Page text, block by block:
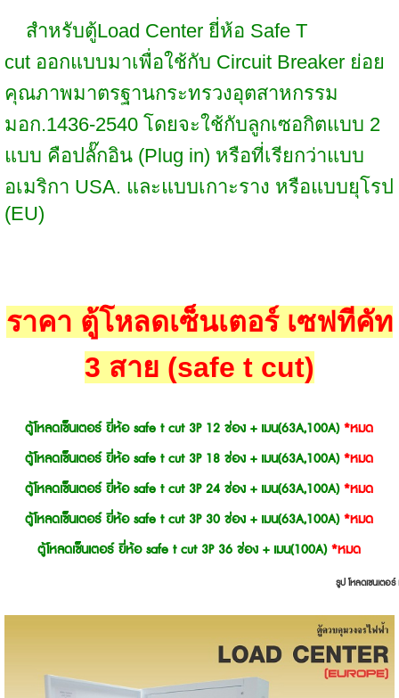
สำหรับตู้Load Center ยี่ห้อ Safe T
cutออกแบบมาเพื่อใช้กับ Circuit Breaker ย่อย
คุณภาพมาตรฐานกระทรวงอุตสาหกรรม
มอก.1436-2540 โดยจะใช้กับลูกเซอกิตแบบ 2
แบบ คือปลั๊กอิน (Plug in) หรือที่เรียกว่าแบบ
อเมริกา USA. และแบบเกาะราง หรือแบบยุโรป
(EU)
ราคา ตู้โหลดเซ็นเตอร์ เซฟทีคัท
3 สาย (safe t cut)
ตู้โหลดเซ็นเตอร์ ยี่ห้อ safe t cut3P 12 ช่อง + เมน(63A,100A) *หมด
ตู้โหลดเซ็นเตอร์ ยี่ห้อ safe t cut3P 18 ช่อง + เมน(63A,100A) *หมด
ตู้โหลดเซ็นเตอร์ ยี่ห้อ safe t cut3P 24 ช่อง + เมน(63A,100A) *หมด
ตู้โหลดเซ็นเตอร์ ยี่ห้อ safe t cut3P 30 ช่อง + เมน(63A,100A) *หมด
ตู้โหลดเซ็นเตอร์ ยี่ห้อ safe t cut3P 36 ช่อง + เมน(100A) *หมด
รูป โหลดเซนเตอ